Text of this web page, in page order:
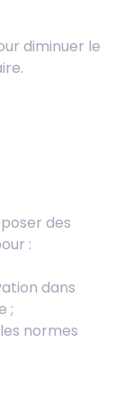
diminuer le
des
:
dans
;
normes